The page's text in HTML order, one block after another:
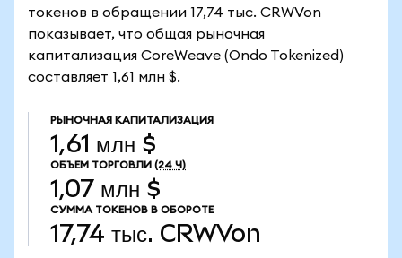
токенов в обращении 17,74 тыс. CRWVon
показывает, что общая рыночная
капитализация CoreWeave (Ondo Tokenized)
составляет 1,61 млн $.
РЫНОЧНАЯ КАПИТАЛИЗАЦИЯ
1,61 млн $
ОБЪЕМ ТОРГОВЛИ (24 Ч)
1,07 млн $
СУММА ТОКЕНОВ В ОБОРОТЕ
17,74 тыс. CRWVon